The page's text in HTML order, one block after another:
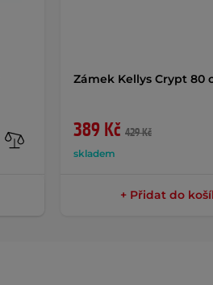
Zámek Kellys Crypt 80
389 Kč 429 Kč
skladem
+ Přidat do